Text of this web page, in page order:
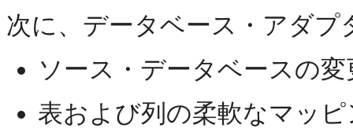
次に、データベース・アダ
ソース・データベースの
表および列の柔軟なマッ